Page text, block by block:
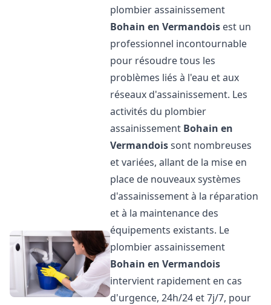
plombier assainissement
Bohain en Vermandois est un
professionnel incontournable
pour résoudre tous les
problèmes liés à l'eau et aux
réseaux d'assainissement. Les
activités du plombier
assainissement Bohain en
Vermandoissont nombreuses
et variées, allant de la mise en
place de nouveaux systèmes
d'assainissement à la réparation
et à la maintenance des
équipements existants. Le
plombier assainissement
Bohain en Vermandois
intervient rapidement en cas
d'urgence, 24h/24 et 7j/7, pour